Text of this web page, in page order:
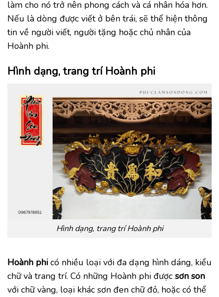
làm cho nó trở nên phong cách và cá nhân hóa hơn.
Nếu là dòng được viết ở bên trái, sẽ thể hiện thông
tin về người viết, người tặng hoặc chủ nhân của
Hoành phi.
Hình dạng, trang trí Hoành phi
Hình dạng, trang trí Hoành phi
Hoành phi có nhiều loại với đa dạng hình dáng, kiểu
chữ và trang trí. Có những Hoành phi được sơn son
với chữ vàng, loại khác sơn đen chữ đỏ, hoặc có thể